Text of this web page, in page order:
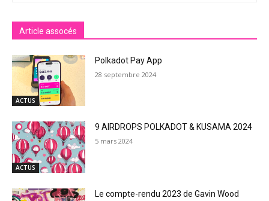
Article assocés
ACTUS
Polkadot Pay App
28 septembre 2024
ACTUS
9 AIRDROPS POLKADOT & KUSAMA 2024
5 mars 2024
Le compte-rendu 2023 de Gavin Wood